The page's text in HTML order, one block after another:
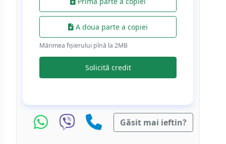
A doua parte a copiei
Mărimea fișierului pînă la 2МB
Solicită credit
Găsit mai ieftin?